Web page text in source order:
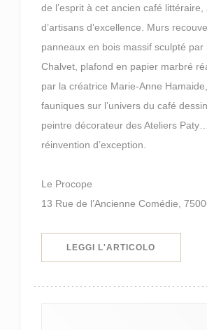
de l’esprit à cet ancien café littéraire,
d’artisans d’excellence. Murs
panneaux en bois massif sculpté par
Chalvet, plafond en papier marbré
par la créatrice Marie-Anne
fauniques sur l’univers du café
peintre décorateur des Ateliers
réinvention d’exception.
Le Procope
13 Rue de l’Ancienne Comédie,
LEGGI L'ARTICOLO